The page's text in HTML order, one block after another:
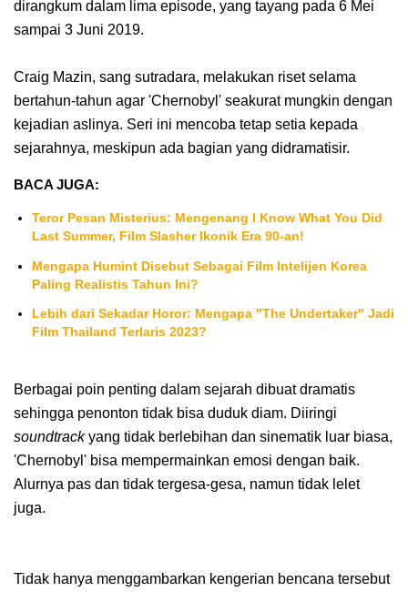
dirangkum dalam lima episode, yang tayang pada 6 Mei
sampai 3 Juni 2019.
Craig Mazin, sang sutradara, melakukan riset selama
bertahun-tahun agar 'Chernobyl' seakurat mungkin dengan
kejadian aslinya. Seri ini mencoba tetap setia kepada
sejarahnya, meskipun ada bagian yang didramatisir.
BACA JUGA:
Teror Pesan Misterius: Mengenang I Know What You Did
Last Summer, Film Slasher Ikonik Era 90-an!
Mengapa Humint Disebut Sebagai Film Intelijen Korea
Paling Realistis Tahun Ini?
Lebih dari Sekadar Horor: Mengapa "The Undertaker" Jadi
Film Thailand Terlaris 2023?
Berbagai poin penting dalam sejarah dibuat dramatis
sehingga penonton tidak bisa duduk diam. Diiringi
soundtrackyang tidak berlebihan dan sinematik luar biasa,
'Chernobyl' bisa mempermainkan emosi dengan baik.
Alurnya pas dan tidak tergesa-gesa, namun tidak lelet
juga.
Tidak hanya menggambarkan kengerian bencana tersebut